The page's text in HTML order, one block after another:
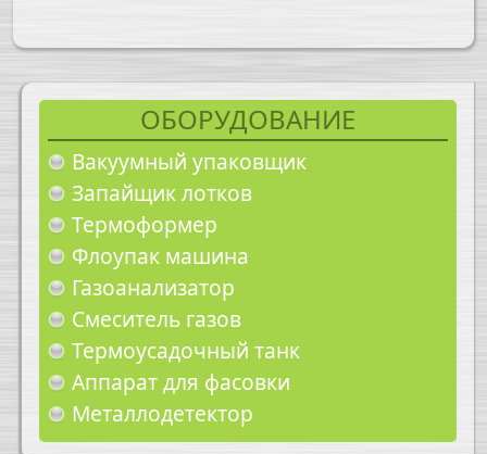
ОБОРУДОВАНИЕ
Вакуумный упаковщик
Запайщик лотков
Термоформер
Флоупак машина
Газоанализатор
Смеситель газов
Термоусадочный танк
Аппарат для фасовки
Металлодетектор